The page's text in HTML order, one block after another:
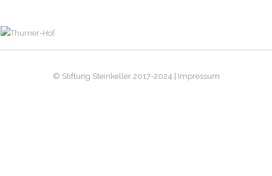
© Stiftung Steinkeller 2017-2024 | Impressum